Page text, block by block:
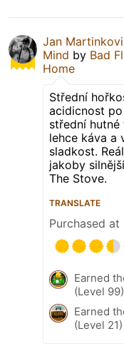
Jan
Mind by Bad
Home
Střední
acidicnost
střední
lehce káva a
sladkost.
jakoby
The Stove.
TRANSLATE
Purchased at
Earned
(Level
Earned
(Level